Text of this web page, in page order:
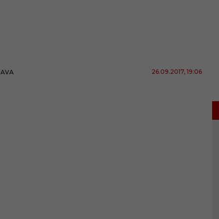
26.09.2017, 19:06